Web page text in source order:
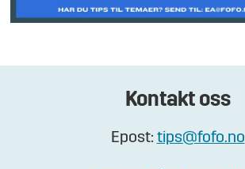
Kontakt oss
Epost: tips@fofo.no